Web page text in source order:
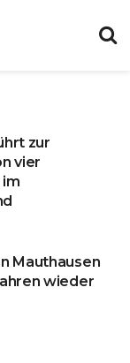
zur
vier
Mauthausen
wieder